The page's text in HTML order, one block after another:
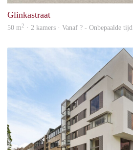
Glinkastraat
50 m2 · 2 kamers · Vanaf ? - Onbepaalde tijd